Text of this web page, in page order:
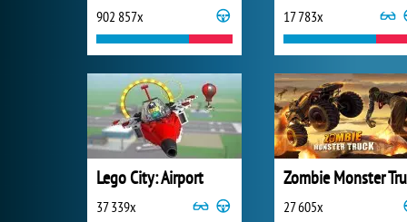
902 857x 17 783x
Lego City: Airport
37 339x 27 605x